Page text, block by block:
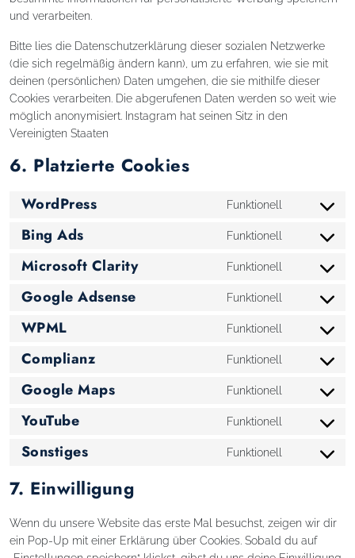
und verarbeiten.
Bitte lies die Datenschutzerklärung dieser sozialen Netzwerke
(die sich regelmäßig ändern kann), um zu erfahren, wie sie mit
deinen (persönlichen) Daten umgehen, die sie mithilfe dieser
Cookies verarbeiten. Die abgerufenen Daten werden so weit wie
möglich anonymisiert. Instagram hat seinen Sitz in den
Vereinigten Staaten
6. Platzierte Cookies
WordPress Funktionell
Consent
Bing Ads Funktionell
Consent
Microsoft Clarity Funktionell
Consent
Google Adsense Funktionell
Consent
WPML Funktionell
Consent
Complianz Funktionell
Consent
Google Maps Funktionell
Consent
YouTube Funktionell
Consent
Sonstiges Funktionell
Consent
7. Einwilligung
Wenn du unsere Website das erste Mal besuchst, zeigen wir dir
ein Pop-Up mit einer Erklärung über Cookies. Sobald du auf